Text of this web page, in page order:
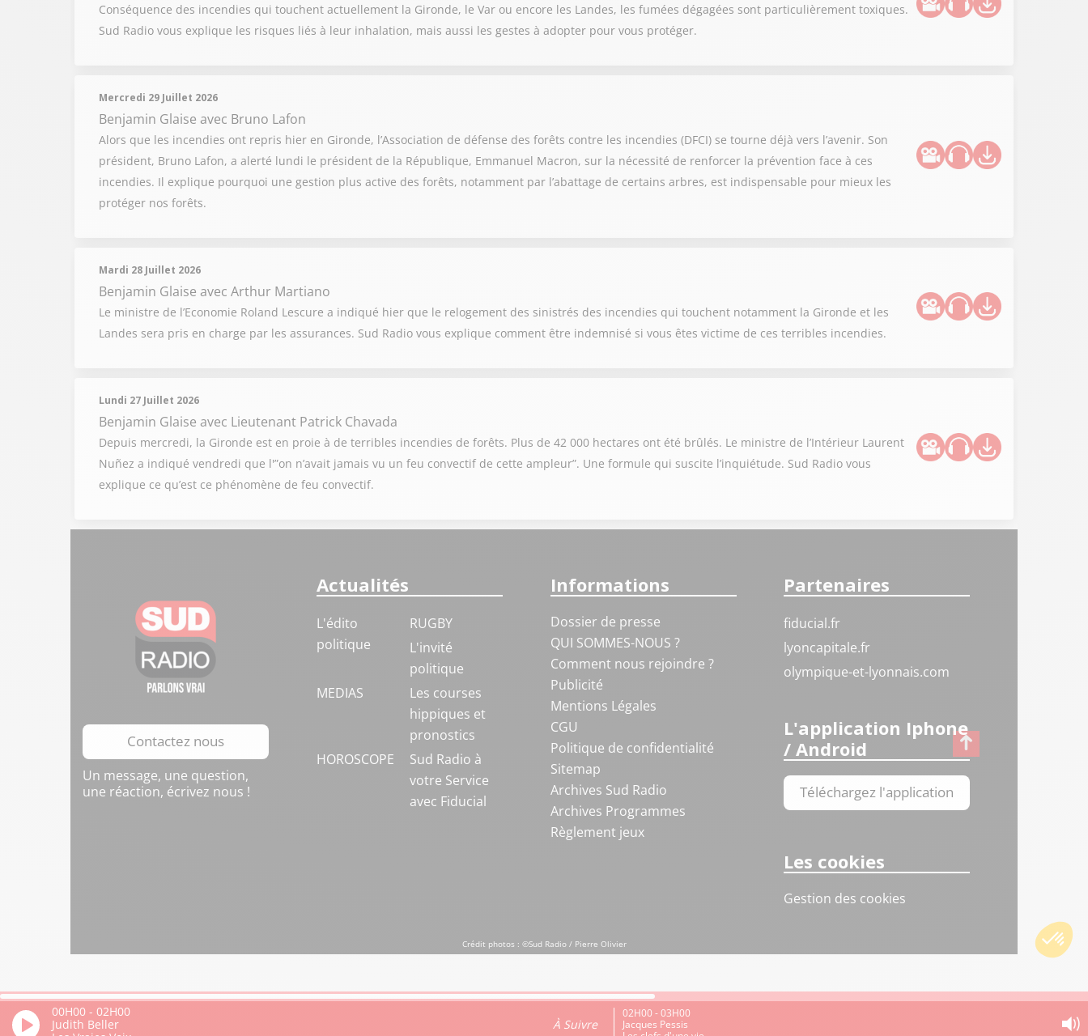
Conséquence des incendies qui touchent actuellement la Gironde, le Var ou encore les Landes, les fumées dégagées sont particulièrement toxiques.
Sud Radio vous explique les risques liés à leur inhalation, mais aussi les gestes à adopter pour vous protéger.
Mercredi 29 Juillet 2026
Benjamin Glaise avec Bruno Lafon
Alors que les incendies ont repris hier en Gironde, l’Association de défense des forêts contre les incendies (DFCI) se tourne déjà vers l’avenir. Son
président, Bruno Lafon, a alerté lundi le président de la République, Emmanuel Macron, sur la nécessité de renforcer la prévention face à ces
incendies. Il explique pourquoi une gestion plus active des forêts, notamment par l’abattage de certains arbres, est indispensable pour mieux les
protéger nos forêts.
Mardi 28 Juillet 2026
Benjamin Glaise avec Arthur Martiano
Le ministre de l’Economie Roland Lescure a indiqué hier que le relogement des sinistrés des incendies qui touchent notamment la Gironde et les
Landes sera pris en charge par les assurances. Sud Radio vous explique comment être indemnisé si vous êtes victime de ces terribles incendies.
Lundi 27 Juillet 2026
Benjamin Glaise avec Lieutenant Patrick Chavada
Depuis mercredi, la Gironde est en proie à de terribles incendies de forêts. Plus de 42 000 hectares ont été brûlés. Le ministre de l’Intérieur Laurent
Nuñez a indiqué vendredi que l'”on n’avait jamais vu un feu convectif de cette ampleur”. Une formule qui suscite l’inquiétude. Sud Radio vous
explique ce qu’est ce phénomène de feu convectif.
Contactez nous
Un message, une question,
une réaction, écrivez nous !
Actualités
L'édito
politique
RUGBY
L'invité
politique
MEDIAS
Les courses
hippiques et
pronostics
HOROSCOPE
Sud Radio à
votre Service
avec Fiducial
Informations
Dossier de presse
QUI SOMMES-NOUS ?
Comment nous rejoindre ?
Publicité
Mentions Légales
CGU
Politique de confidentialité
Sitemap
Archives Sud Radio
Archives Programmes
Règlement jeux
Partenaires
fiducial.fr
lyoncapitale.fr
olympique-et-lyonnais.com
L'application Iphone
/ Android
Téléchargez l'application
Les cookies
Gestion des cookies
Crédit photos : ©Sud Radio / Pierre Olivier
00H00 - 02H00
Judith Beller
À Suivre
02H00 - 03H00
Jacques Pessis